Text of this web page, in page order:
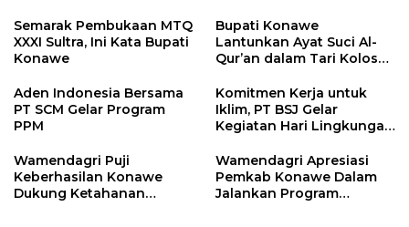
Semarak Pembukaan MTQ
XXXI Sultra, Ini Kata Bupati
Konawe
Bupati Konawe
Lantunkan Ayat Suci Al-
Qur’an dalam Tari Kolosal
Sultra
Aden Indonesia Bersama
PT SCM Gelar Program
PPM
Komitmen Kerja untuk
Iklim, PT BSJ Gelar
Kegiatan Hari Lingkungan
Wamendagri Puji
Keberhasilan Konawe
Dukung Ketahanan
Wamendagri Apresiasi
Pemkab Konawe Dalam
Jalankan Program